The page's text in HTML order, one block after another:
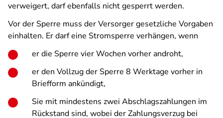
verweigert, darf ebenfalls nicht gesperrt werden.
Vor der Sperre muss der Versorger gesetzliche Vorgaben
einhalten. Er darf eine Stromsperre verhängen, wenn
er die Sperre vier Wochen vorher androht,
er den Vollzug der Sperre 8 Werktage vorher in
Briefform ankündigt,
Sie mit mindestens zwei Abschlagszahlungen im
Rückstand sind, wobei der Zahlungsverzug bei